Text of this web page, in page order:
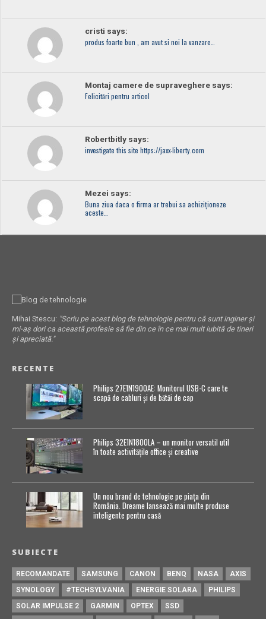
cristi says:
produs foarte bun , am avut si noi la vanzare…
Montaj camere de supraveghere says:
Felicitări pentru articol
Robertbitly says:
investigate this site https://jaxx-liberty.com
Mezei says:
Buna ziua daca o firma ar trebui sa achiziționeze
aceste…
Mihai Stescu: "Scriu pe acest blog de tehnologie pentru că sunt inginer și
mi-aș dori ca această profesie să fie din ce în ce mai mult iubită de tineri
și apreciată."
RECENTE
Philips 27E1N1900AE: Monitorul USB-C care te
scapă de cabluri și de bătăi de cap
Philips 32E1N1800LA – un monitor versatil util
în toate activitățile office și creative
Un nou brand de tehnologie pe piața din
România. Dreame lansează mai multe produse
inteligente pentru casă
SUBIECTE
RECOMANDATE SAMSUNG CANON BENQ NASA
AXIS
SYNOLOGY
#TECHSYLVANIA ENERGIE SOLARA
PHILIPS
SOLAR IMPULSE 2
GARMIN OPTEX
SSD